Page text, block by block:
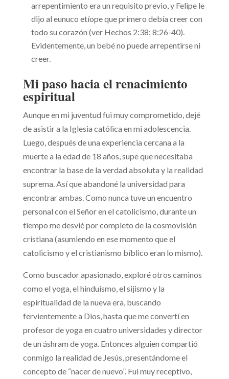
arrepentimiento era un requisito previo, y Felipe le
dijo al eunuco etíope que primero debía creer con
todo su corazón (ver Hechos 2:38; 8:26-40).
Evidentemente, un bebé no puede arrepentirse ni
creer.
Mi paso hacia el renacimiento
espiritual
Aunque en mi juventud fui muy comprometido, dejé
de asistir a la Iglesia católica en mi adolescencia.
Luego, después de una experiencia cercana a la
muerte a la edad de 18 años, supe que necesitaba
encontrar la base de la verdad absoluta y la realidad
suprema. Así que abandoné la universidad para
encontrar ambas. Como nunca tuve un encuentro
personal con el Señor en el catolicismo, durante un
tiempo me desvié por completo de la cosmovisión
cristiana (asumiendo en ese momento que el
catolicismo y el cristianismo bíblico eran lo mismo).
Como buscador apasionado, exploré otros caminos
como el yoga, el hinduismo, el sijismo y la
espiritualidad de la nueva era, buscando
fervientemente a Dios, hasta que me convertí en
profesor de yoga en cuatro universidades y director
de un áshram de yoga. Entonces alguien compartió
conmigo la realidad de Jesús, presentándome el
concepto de “nacer de nuevo”. Fui muy receptivo,